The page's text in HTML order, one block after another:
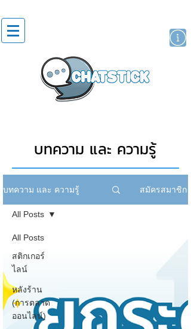
บทความ และ ความรู้
บทความ และ ความรู้ สมัครสมาชิก
All Posts
สติกเกอร์
ไลน์
หลังร้าน
(การตลาด
ออนไลน์)
All Posts